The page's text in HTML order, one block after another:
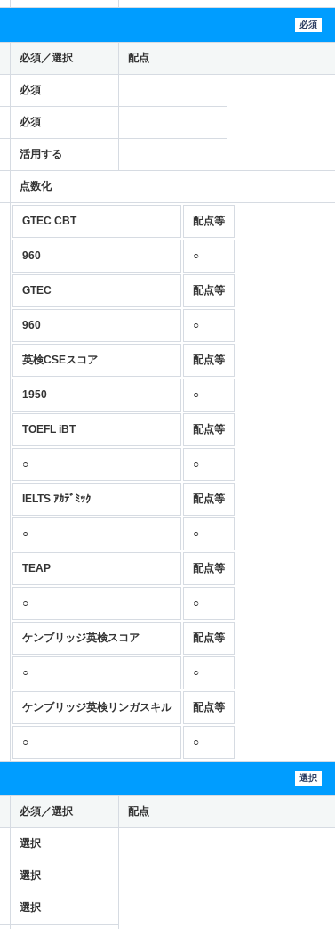
必須
必須／選択 配点
必須
必須
活用する
点数化
GTEC CBT 配点等
960 ○
GTEC 配点等
960 ○
英検CSEスコア 配点等
1950 ○
TOEFL iBT 配点等
○ ○
IELTS ｱｶﾃﾞﾐｯｸ 配点等
○ ○
TEAP 配点等
○ ○
ケンブリッジ英検スコア 配点等
○ ○
ケンブリッジ英検リンガスキル 配点等
○ ○
選択
必須／選択 配点
選択
選択
選択